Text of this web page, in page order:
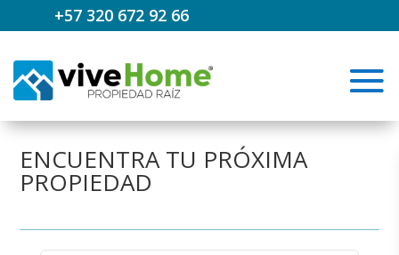
+57 320 672 92 66
ENCUENTRA TU PRÓXIMA
PROPIEDAD